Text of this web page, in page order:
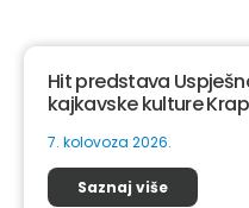
Hit predstava
kajkavske kulture
7. kolovoza 2026.
Saznaj više